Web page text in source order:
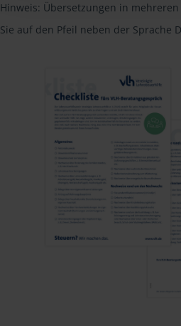
Hinweis: Übersetzungen in
Sie auf den Pfeil neben der Sprache